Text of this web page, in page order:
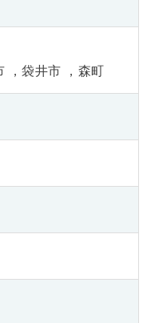
，袋井市 ，森町